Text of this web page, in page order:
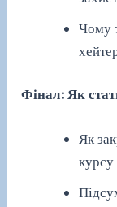
Чому
Фінал: Як
Як
курсу